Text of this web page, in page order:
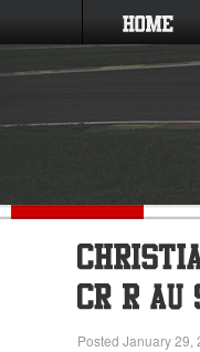
Posted January 29,